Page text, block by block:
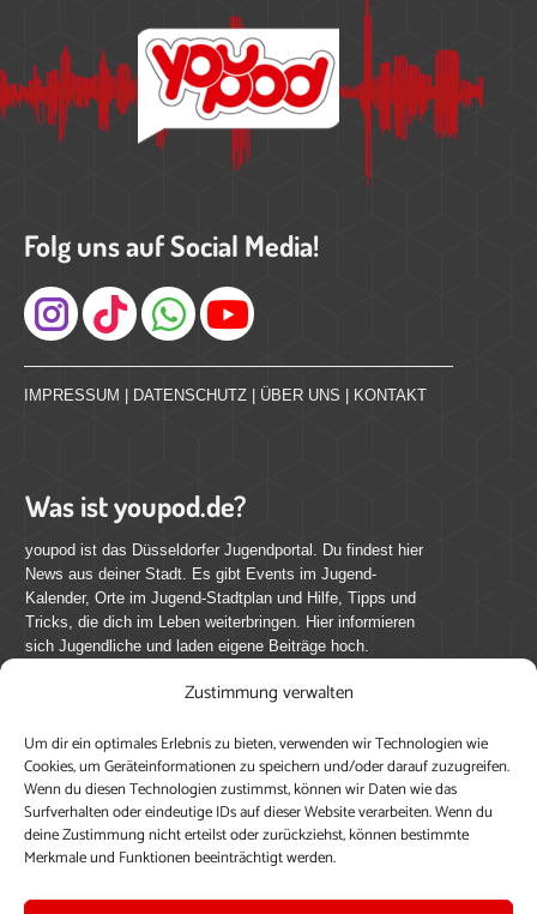
Zustimmung verwalten
Um dir ein optimales Erlebnis zu bieten, verwenden wir Technologien wie
Cookies, um Geräteinformationen zu speichern und/oder darauf zuzugreifen.
Wenn du diesen Technologien zustimmst, können wir Daten wie das
Surfverhalten oder eindeutige IDs auf dieser Website verarbeiten. Wenn du
deine Zustimmung nicht erteilst oder zurückziehst, können bestimmte
Merkmale und Funktionen beeinträchtigt werden.
Folg uns auf Social Media!
Instagram
IMPRESSUM DATENSCHUTZ ÜBER UNS KONTAKT
Was ist youpod.de?
youpod ist das Düsseldorfer Jugendportal. Du findest hier
News aus deiner Stadt. Es gibt Events im Jugend-
Kalender, Orte im Jugend-Stadtplan und Hilfe, Tipps und
Tricks, die dich im Leben weiterbringen. Hier informieren
sich Jugendliche und laden eigene Beiträge hoch.
Mach mit bei youpod.de!
youpod.de lebt von Menschen wie dir. Sammel
journalistische Erfahrung, teile deine Perspektive und
veröffentliche deine Beiträge auf youpod.de.Du musst
dich anmelden, um alle Funktionen nutzen zu können, ein
Profil anzulegen, eigene Beiträge hochzuladen und zu